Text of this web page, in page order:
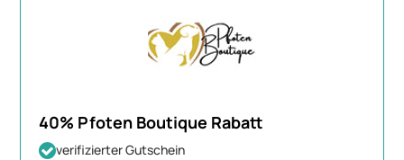
40% Pfoten Boutique Rabatt
verifizierter Gutschein